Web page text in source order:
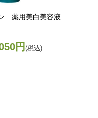
薬用美白美容液
円(税込)